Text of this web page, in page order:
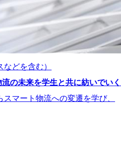
どを含む）
の未来を学生と共に紡いでいく
スマート物流への変遷を学び、